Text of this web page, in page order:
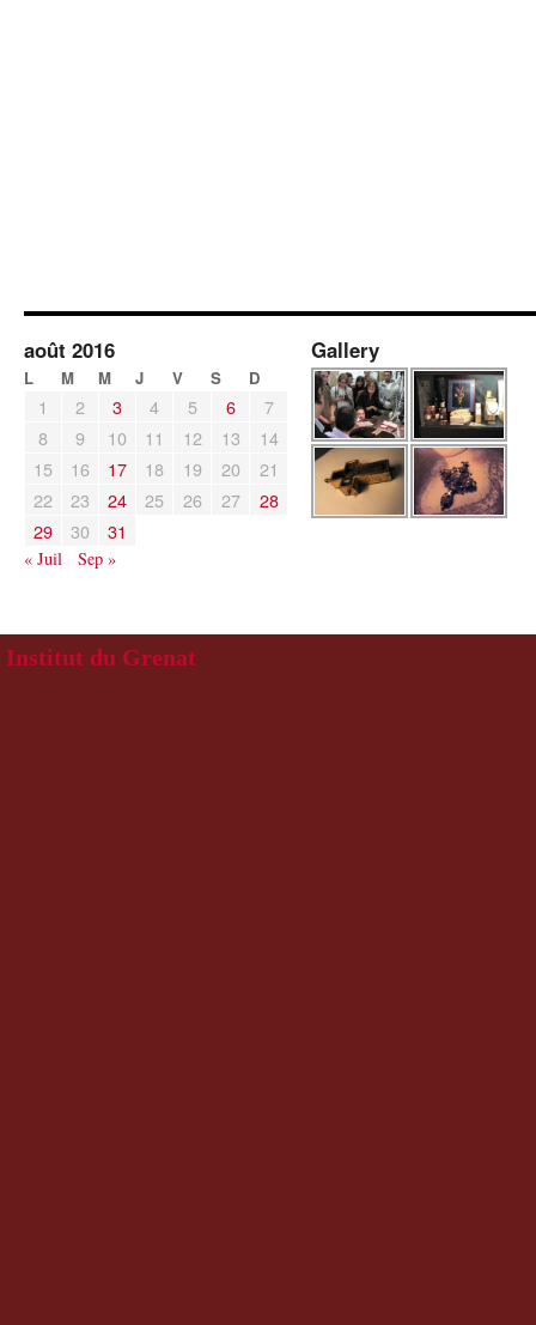
août 2016
L M M J V S D
1 2 3 4 5 6
7
8
9 10 11 12 13
14
15
16 17 18 19 20
21
22
23 24 25 26 27
28
29
30 31
« Juil Sep »
Gallery
Institut du Grenat